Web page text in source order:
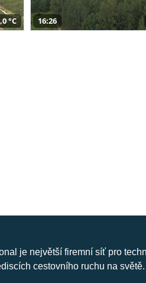
°C 16:26
je největší firemní síť pro
cestovního ruchu na světě.